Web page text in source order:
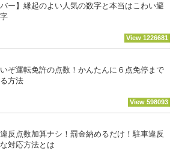
バー】縁起のよい人気の数字と本当はこわい避
View 1226681
ぞ運転免許の点数！かんたんに６点免停まで
方法
View 598093
反点数加算ナシ！罰金納めるだけ！駐車違反
対応方法とは